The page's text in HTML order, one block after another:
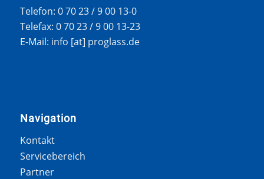
Telefon: 0 70 23 / 9 00 13-0
Telefax: 0 70 23 / 9 00 13-23
E-Mail: info [at] proglass.de
Navigation
Kontakt
Servicebereich
Partner